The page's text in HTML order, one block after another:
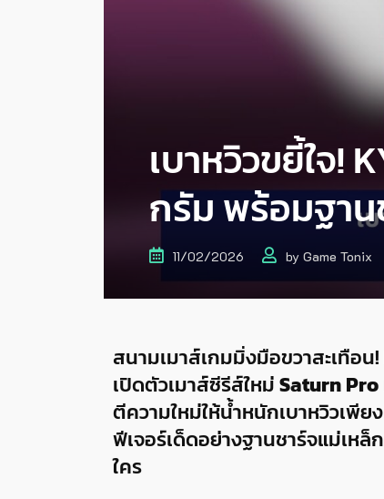
เบาหวิวขยี้ใจ!
กรัม พร้อมฐาน
11/02/2026 by Game Tonix
สนามเมาส์เกมมิ่งมือขวาสะเทือน!
เปิดตัวเมาส์ซีรีส์ใหม่Saturn Pro
ตีความใหม่ให้น้ำหนักเบาหวิวเพี
ฟีเจอร์เด็ดอย่างฐานชาร์จแม่เหล็
ใคร